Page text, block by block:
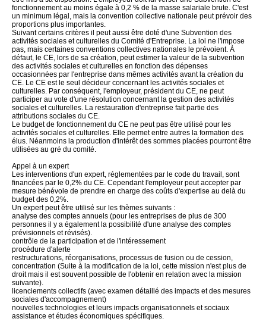
fonctionnement au moins égale à 0,2 % de la masse salariale brute. C'est
un minimum légal, mais la convention collective nationale peut prévoir des
proportions plus importantes.
Suivant certains critères il peut aussi être doté d'une Subvention des
activités sociales et culturelles du Comité d'Entreprise. La loi ne l'impose
pas, mais certaines conventions collectives nationales le prévoient. À
défaut, le CE, lors de sa création, peut estimer la valeur de la subvention
des activités sociales et culturelles en fonction des dépenses
occasionnées par l'entreprise dans mêmes activités avant la création du
CE. Le CE est le seul décideur concernant les activités sociales et
culturelles. Par conséquent, l'employeur, président du CE, ne peut
participer au vote d'une résolution concernant la gestion des activités
sociales et culturelles. La restauration d'entreprise fait partie des
attributions sociales du CE.
Le budget de fonctionnement du CE ne peut pas être utilisé pour les
activités sociales et culturelles. Elle permet entre autres la formation des
élus. Néanmoins la production d'intérêt des sommes placées pourront être
utilisées au gré du comité.
Appel à un expert
Les interventions d'un expert, réglementées par le code du travail, sont
financées par le 0,2% du CE. Cependant l'employeur peut accepter par
mesure bénévole de prendre en charge des coûts d'expertise au delà du
budget des 0,2%.
Un expert peut être utilisé sur les thèmes suivants :
analyse des comptes annuels (pour les entreprises de plus de 300
personnes il y a également la possibilité d'une analyse des comptes
prévisionnels et révisés).
contrôle de la participation et de l'intéressement
procédure d'alerte
restructurations, réorganisations, processus de fusion ou de cession,
concentration (Suite à la modification de la loi, cette mission n'est plus de
droit mais il est souvent possible de l'obtenir en relation avec la mission
suivante).
licenciements collectifs (avec examen détaillé des impacts et des mesures
sociales d'accompagnement)
nouvelles technologies et leurs impacts organisationnels et sociaux
assistance et études économiques spécifiques.